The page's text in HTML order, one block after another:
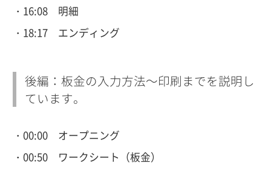
16:08 明細
18:17 エンディング
後編：板金の入力方法～印刷までを説明し
ています。
00:00 オープニング
00:50 ワークシート（板金）